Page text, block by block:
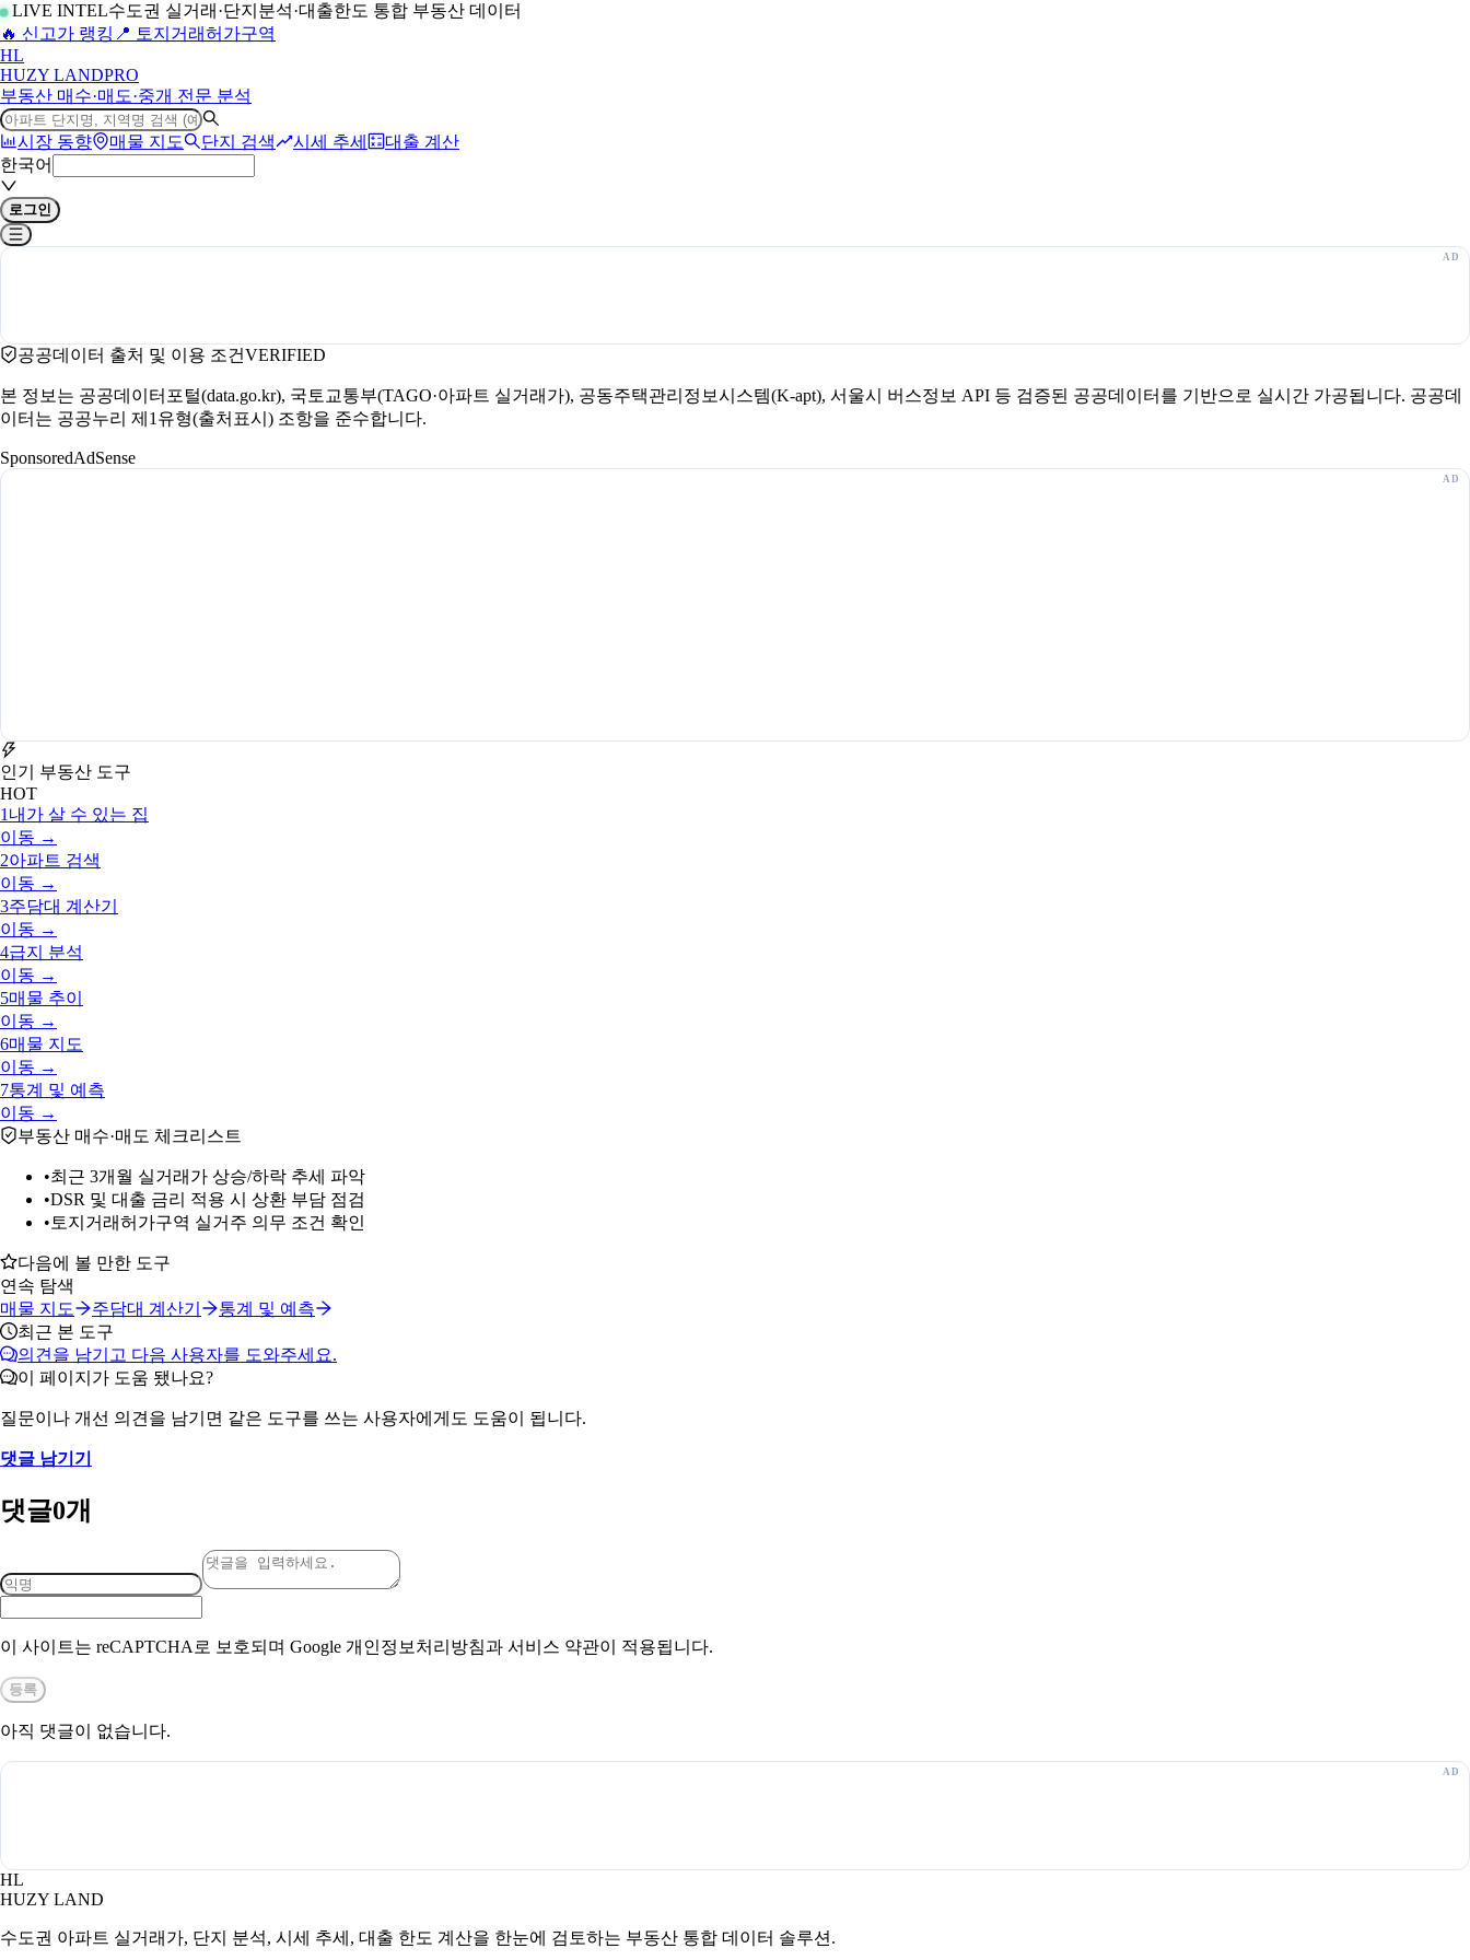
LIVE INTEL수도권 실거래·단지분석·대출한도 통합 부동산 데이터
🔥 신고가 랭킹 📍 토지거래허가구역
HL
HUZY LANDPRO
부동산 매수·매도·중개 전문 분석
시장 동향 매물 지도 단지 검색 시세 추세
대출 계산
한국어
로그인
공공데이터 출처 및 이용 조건VERIFIED
본 정보는 공공데이터포털(data.go.kr), 국토교통부(TAGO·아파트 실거래가), 공동주택관리정보시스템(K-apt), 서울시 버스정보 API 등 검증된 공공데이터를 기반으로 실시간 가공됩니다. 공공데
이터는 공공누리 제1유형(출처표시) 조항을 준수합니다.
SponsoredAdSense
인기 부동산 도구
HOT
1 내가 살 수 있는 집
이동 →
2아파트 검색
이동 →
3주담대 계산기
이동 →
4급지 분석
이동 →
5매물 추이
이동 →
6매물 지도
이동 →
7통계 및 예측
이동 →
부동산 매수·매도 체크리스트
•최근 3개월 실거래가 상승/하락 추세 파악
•DSR 및 대출 금리 적용 시 상환 부담 점검
• 토지거래허가구역 실거주 의무 조건 확인
다음에 볼 만한 도구
연속 탐색
매물 지도
주담대 계산기
통계 및 예측
최근 본 도구
의견을 남기고 다음 사용자를 도와주세요.
이 페이지가 도움 됐나요?
질문이나 개선 의견을 남기면 같은 도구를 쓰는 사용자에게도 도움이 됩니다.
댓글 남기기
댓글0개
이 사이트는 reCAPTCHA로 보호되며 Google 개인정보처리방침과 서비스 약관이 적용됩니다.
등록
아직 댓글이 없습니다.
HL
HUZY LAND
수도권 아파트 실거래가, 단지 분석, 시세 추세, 대출 한도 계산을 한눈에 검토하는 부동산 통합 데이터 솔루션.